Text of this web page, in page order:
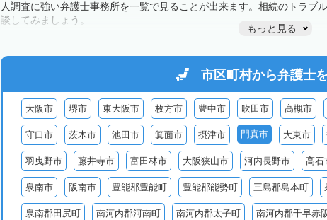
人調査に強い弁護士事務所を一覧で見ることが出来ます。相続のトラブ
談してみましょう。
もっと見る
市区町村から弁護士
大阪市 堺市 東大阪市 枚方市 豊中市 吹田市 高槻市
守口市 茨木市 池田市 箕面市 摂津市 門真市 大東市
羽曳野市 藤井寺市 富田林市 大阪狭山市 河内長野市 高石
泉南市 阪南市 豊能郡豊能町 豊能郡能勢町 三島郡島本町
泉南郡田尻町 南河内郡河南町 南河内郡太子町 南河内郡千早赤